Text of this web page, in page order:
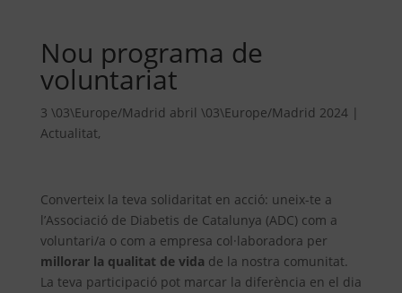
Nou programa de
voluntariat
3 \03\Europe/Madrid abril \03\Europe/Madrid 2024|
Actualitat,
Converteix la teva solidaritat en acció: uneix-te a
l’Associació de Diabetis de Catalunya (ADC) com a
voluntari/a o com a empresa col·laboradora per
millorar la qualitat de vida de la nostra comunitat.
La teva participació pot marcar la diferència en el dia